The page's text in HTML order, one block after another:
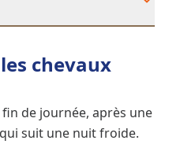
chevaux
de journée, après une
suit une nuit froide.